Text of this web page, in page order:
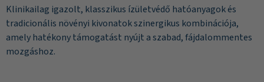
Klinikailag igazolt, klasszikus ízületvédő hatóanyagok és
tradicionális növényi kivonatok szinergikus kombinációja,
amely hatékony támogatást nyújt a szabad, fájdalommentes
mozgáshoz.